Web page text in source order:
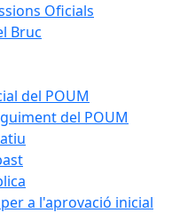
Oficials
Bruc
del POUM
del POUM
a l'aprovació inicial